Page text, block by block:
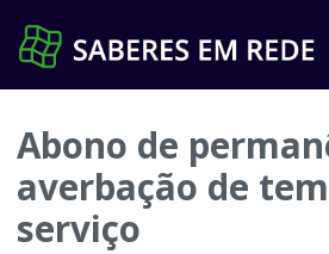
para
Abono de
averbação de
serviço